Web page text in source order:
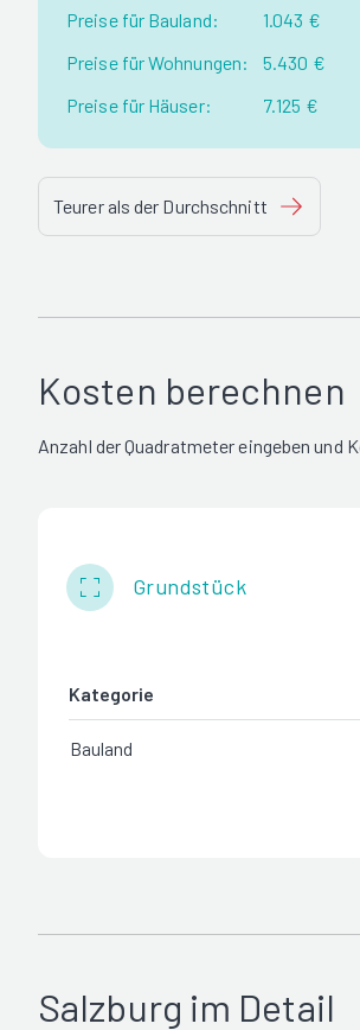
Preise für Bauland:
1.043 €
Preise für Wohnungen:
5.430 €
Preise für Häuser:
7.125 €
Teurer als der Durchschnitt
Kosten berechnen
Anzahl der Quadratmeter eingeben und
Grundstück
Kategorie
Bauland
Salzburg im Detail